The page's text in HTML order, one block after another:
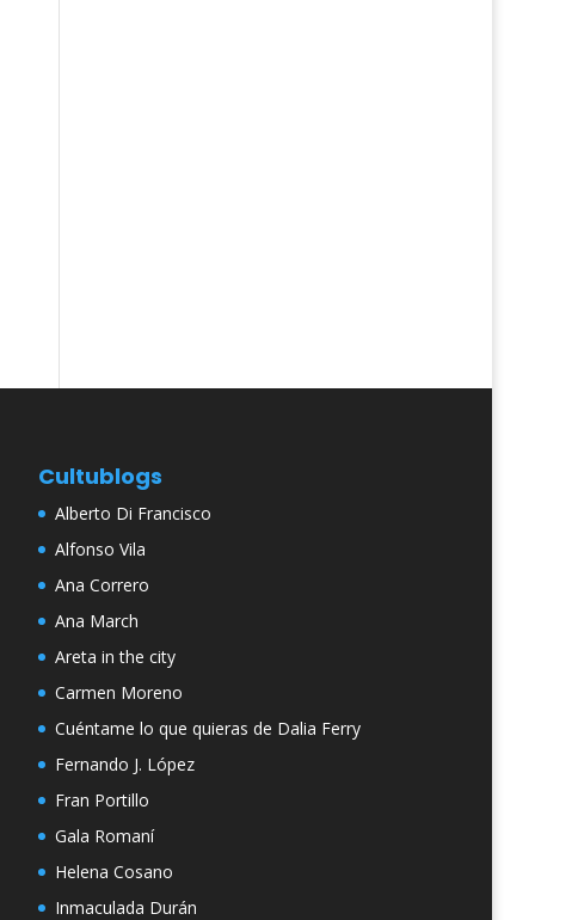
Cultublogs
Alberto Di Francisco
Alfonso Vila
Ana Correro
Ana March
Areta in the city
Carmen Moreno
Cuéntame lo que quieras de Dalia Ferry
Fernando J. López
Fran Portillo
Gala Romaní
Helena Cosano
Inmaculada Durán